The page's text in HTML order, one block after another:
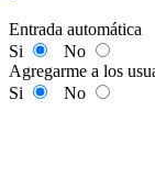
Entrada automática
Si
No
Agregarme a los
Si
No